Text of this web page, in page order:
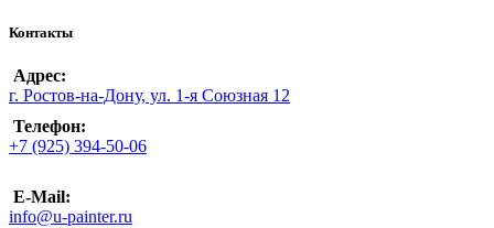
Контакты
Адрес:
г. Ростов-на-Дону, ул. 1-я Союзная 12
Телефон:
+7 (925) 394-50-06
E-Mail:
info@u-painter.ru